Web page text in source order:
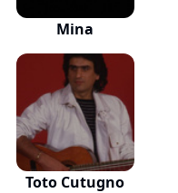
Mina
Toto Cutugno